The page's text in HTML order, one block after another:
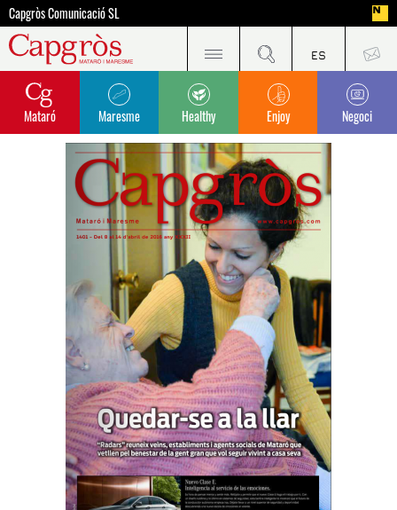
Capgròs Comunicació SL
Mataró Maresme Healthy Enjoy Negoci